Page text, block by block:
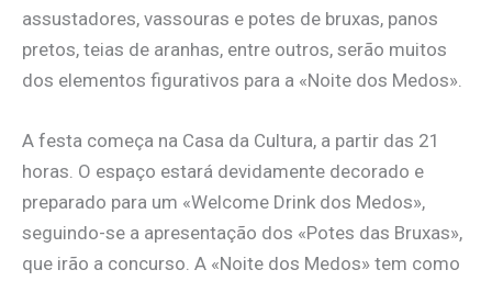
assustadores, vassouras e potes de bruxas, panos
pretos, teias de aranhas, entre outros, serão muitos
dos elementos figurativos para a «Noite dos Medos».
A festa começa na Casa da Cultura, a partir das 21
horas. O espaço estará devidamente decorado e
preparado para um «Welcome Drink dos Medos»,
seguindo-se a apresentação dos «Potes das Bruxas»,
que irão a concurso. A «Noite dos Medos» tem como